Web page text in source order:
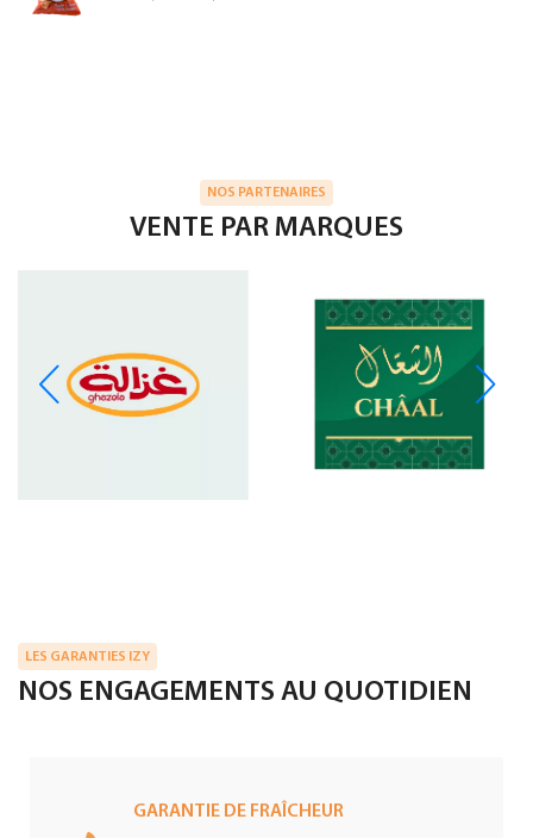
NOS PARTENAIRES
VENTE PAR MARQUES
LES GARANTIES IZY
NOS ENGAGEMENTS AU QUOTIDIEN
GARANTIE DE FRAÎCHEUR